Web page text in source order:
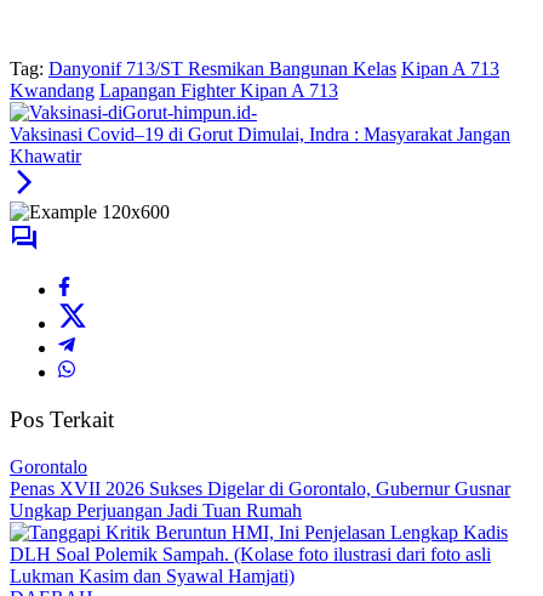
Tag: Danyonif 713/ST Resmikan Bangunan Kelas Kipan A 713
Kwandang Lapangan Fighter Kipan A 713
Vaksinasi Covid–19 di Gorut Dimulai, Indra : Masyarakat Jangan
Khawatir
Pos Terkait
Gorontalo
Penas XVII 2026 Sukses Digelar di Gorontalo, Gubernur Gusnar
Ungkap Perjuangan Jadi Tuan Rumah